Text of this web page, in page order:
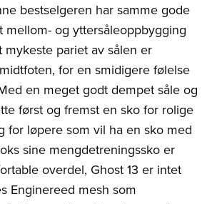
bestselgeren har samme gode
mellom- og yttersåleoppbygging
pariet av sålen er
for en smidigere følelse
en meget godt dempet såle og
først og fremst en sko for rolige
for løpere som vil ha en sko med
sine mengdetreningssko er
overdel, Ghost 13 er intet
Enginereed mesh som